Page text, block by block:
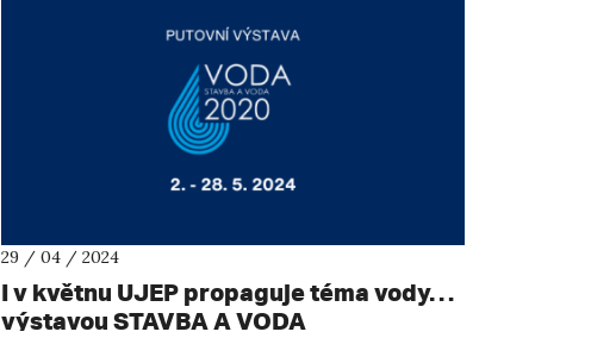
29 / 04 / 2024
I v květnu UJEP propaguje téma vody…
výstavou STAVBA A VODA